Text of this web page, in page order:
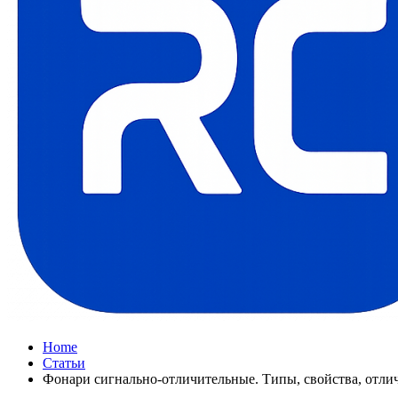
Home
Статьи
Фонари сигнально-отличительные. Типы, свойства,